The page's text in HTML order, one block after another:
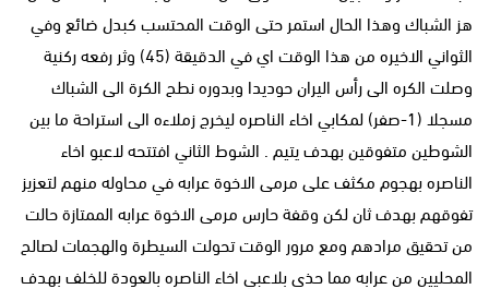
هز الشباك وهذا الحال استمر حتى الوقت المحتسب كبدل ضائع وفي
الثواني الاخيره من هذا الوقت اي في الدقيقة (45) وثر رفعه ركنية
وصلت الكره الى رأس اليران حوديدا وبدوره نطح الكرة الى الشباك
مسجلا (1-صفر) لمكابي اخاء الناصره ليخرج زملاءه الى استراحة ما بين
الشوطين متفوقين بهدف يتيم . الشوط الثاني افتتحه لاعبو اخاء
الناصره بهجوم مكثف على مرمى الاخوة عرابه في محاوله منهم لتعزيز
تفوقهم بهدف ثان لكن وقفة حارس مرمى الاخوة عرابه الممتازة حالت
من تحقيق مرادهم ومع مرور الوقت تحولت السيطرة والهجمات لصالح
المحليين من عرابه مما حذى بلاعبي اخاء الناصره بالعودة للخلف بهدف